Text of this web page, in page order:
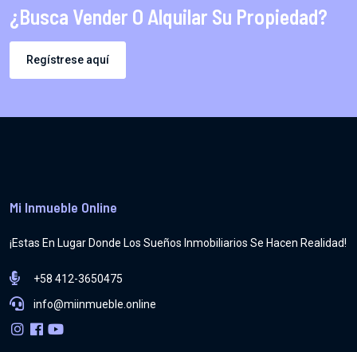
¿Busca Vender O Alquilar Su Propiedad?
Regístrese aquí
Mi Inmueble Online
¡Estas En Lugar Donde Los Sueños Inmobiliarios Se Hacen Realidad!
+58 412-3650475
info@miinmueble.online